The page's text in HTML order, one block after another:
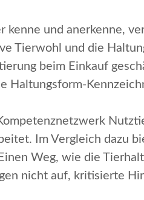
kenne und anerkenne,
Tierwohl und die
beim Einkauf
Haltungsform-
Im Vergleich dazu
Weg, wie die
nicht auf, kritisierte